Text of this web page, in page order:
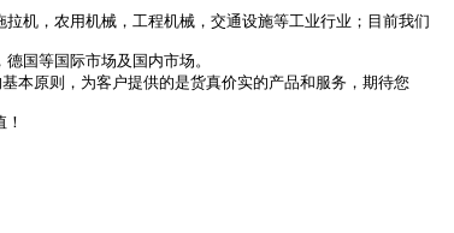
机，农用机械，工程机械，交通设施等工业行业；目前我们
国等国际市场及国内市场。
本原则，为客户提供的是货真价实的产品和服务，期待您